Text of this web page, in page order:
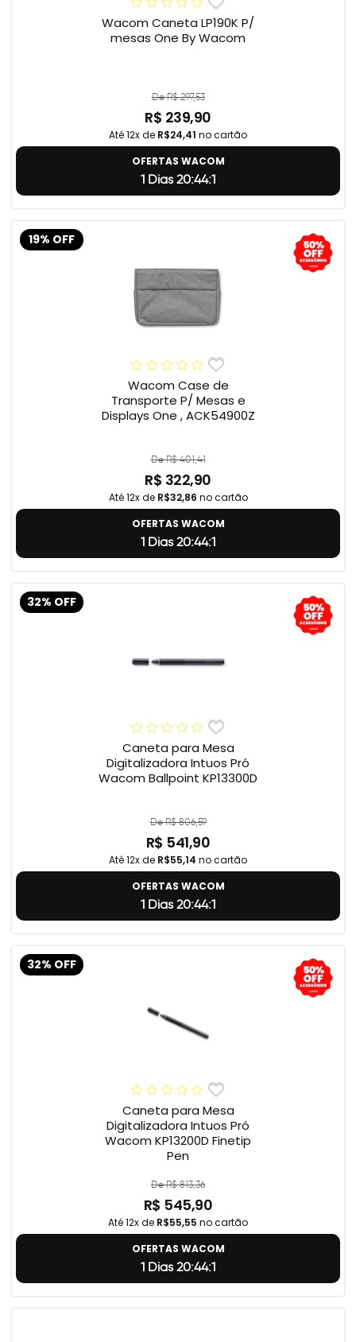
Wacom Caneta LP190K P/
mesas One By Wacom
De R$ 297,53
R$ 239,90
Até 12x de R$24,41 no cartão
OFERTAS WACOM
1 Dias 20:44:0
19% OFF
Wacom Case de
Transporte P/ Mesas e
Displays One , ACK54900Z
De R$ 401,41
R$ 322,90
Até 12x de R$32,86 no cartão
OFERTAS WACOM
1 Dias 20:44:0
32% OFF
Caneta para Mesa
Digitalizadora Intuos Pró
Wacom Ballpoint KP13300D
De R$ 806,59
R$ 541,90
Até 12x de R$55,14 no cartão
OFERTAS WACOM
1 Dias 20:44:0
32% OFF
Caneta para Mesa
Digitalizadora Intuos Pró
Wacom KP13200D Finetip
Pen
De R$ 813,36
R$ 545,90
Até 12x de R$55,55 no cartão
OFERTAS WACOM
1 Dias 20:44:0